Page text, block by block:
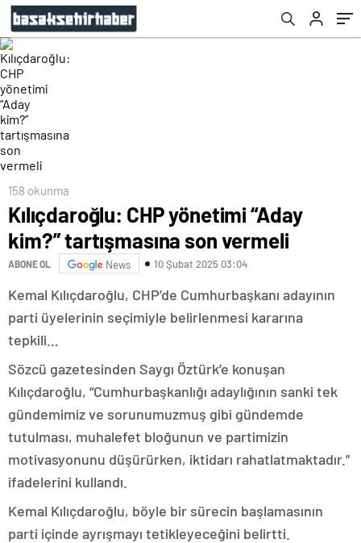
158 okunma
Kılıçdaroğlu: CHP yönetimi “Aday
kim?” tartışmasına son vermeli
ABONE OL News 10 Şubat 2025 03:04
Kemal Kılıçdaroğlu, CHP’de Cumhurbaşkanı adayının
parti üyelerinin seçimiyle belirlenmesi kararına
tepkili…
Sözcü gazetesinden Saygı Öztürk’e konuşan
Kılıçdaroğlu, “Cumhurbaşkanlığı adaylığının sanki tek
gündemimiz ve sorunumuzmuş gibi gündemde
tutulması, muhalefet bloğunun ve partimizin
motivasyonunu düşürürken, iktidarı rahatlatmaktadır.”
ifadelerini kullandı.
Kemal Kılıçdaroğlu, böyle bir sürecin başlamasının
parti içinde ayrışmayı tetikleyeceğini belirtti.